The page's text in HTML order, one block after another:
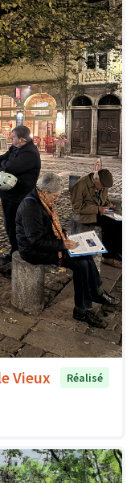
Vieux
Réalisé